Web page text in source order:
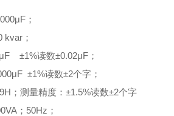
；
；
读数±0.02μF；
读数±2个字；
测量精度：±1.5%读数±2个字
；50Hz；